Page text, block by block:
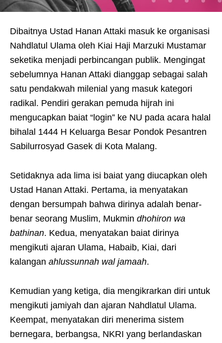
Dibaitnya Ustad Hanan Attaki masuk ke organisasi
Nahdlatul Ulama oleh Kiai Haji Marzuki Mustamar
seketika menjadi perbincangan publik. Mengingat
sebelumnya Hanan Attaki dianggap sebagai salah
satu pendakwah milenial yang masuk kategori
radikal. Pendiri gerakan pemuda hijrah ini
mengucapkan baiat “login” ke NU pada acara halal
bihalal 1444 H Keluarga Besar Pondok Pesantren
Sabilurrosyad Gasek di Kota Malang.
Setidaknya ada lima isi baiat yang diucapkan oleh
Ustad Hanan Attaki. Pertama, ia menyatakan
dengan bersumpah bahwa dirinya adalah benar-
benar seorang Muslim, Mukmin dhohiron wa
bathinan. Kedua, menyatakan baiat dirinya
mengikuti ajaran Ulama, Habaib, Kiai, dari
kalangan ahlussunnah wal jamaah.
Kemudian yang ketiga, dia mengikrarkan diri untuk
mengikuti jamiyah dan ajaran Nahdlatul Ulama.
Keempat, menyatakan diri menerima sistem
bernegara, berbangsa, NKRI yang berlandaskan